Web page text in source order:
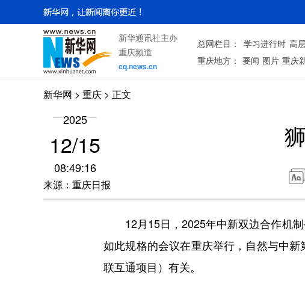
新华通讯社主办
重庆频道
cq.news.cn
总网栏目： 学习进行时 高
重庆地方： 要闻 图片 重庆
新华网 > 重庆 > 正文
2025
12/15
08:49:16
来源：重庆日报
12月15日，2025年中新双边合作机制
如此规格的会议在重庆举行，自然与中
联互通项目）有关。